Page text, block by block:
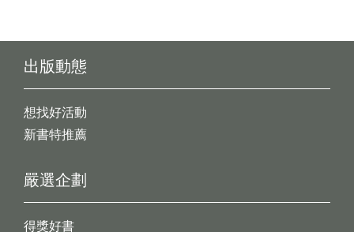
出版動態
想找好活動
新書特推薦
嚴選企劃
得獎好書